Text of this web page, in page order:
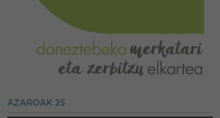
AZAROAK 25